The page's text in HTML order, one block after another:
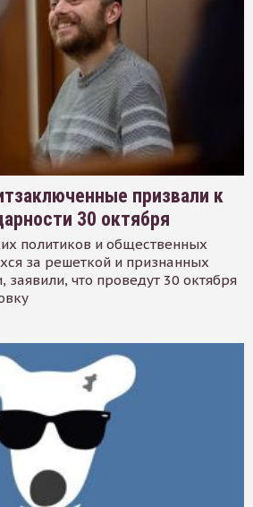
призвали к
30 октября
политиков и общественных
за решеткой и признанных
что проведут 30 октября